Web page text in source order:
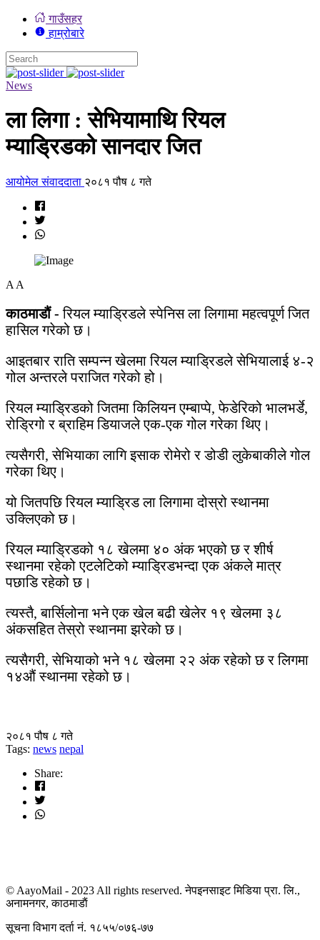
गाउँसहर
हाम्रोबारे
News
ला लिगा : सेभियामाथि रियल
म्याड्रिडको सानदार जित
आयोमेल संवाददाता २०८१ पौष ८ गते
A A
काठमाडौं -रियल म्याड्रिडले स्पेनिस ला लिगामा महत्वपूर्ण जित
हासिल गरेको छ।
आइतबार राति सम्पन्न खेलमा रियल म्याड्रिडले सेभियालाई ४-२
गोल अन्तरले पराजित गरेको हो।
रियल म्याड्रिडको जितमा किलियन एम्बाप्पे, फेडेरिको भालभर्डे,
रोड्रिगो र ब्राहिम डियाजले एक-एक गोल गरेका थिए।
त्यसैगरी, सेभियाका लागि इसाक रोमेरो र डोडी लुकेबाकीले गोल
गरेका थिए।
यो जितपछि रियल म्याड्रिड ला लिगामा दोस्रो स्थानमा
उक्लिएको छ।
रियल म्याड्रिडको १८ खेलमा ४० अंक भएको छ र शीर्ष
स्थानमा रहेको एटलेटिको म्याड्रिडभन्दा एक अंकले मात्र
पछाडि रहेको छ।
त्यस्तै, बार्सिलोना भने एक खेल बढी खेलेर १९ खेलमा ३८
अंकसहित तेस्रो स्थानमा झरेको छ।
त्यसैगरी, सेभियाको भने १८ खेलमा २२ अंक रहेको छ र लिगमा
१४औं स्थानमा रहेको छ।
२०८१ पौष ८ गते
Tags: news nepal
Share:
© AayoMail - 2023 All rights reserved. नेपइनसाइट मिडिया प्रा. लि.,
अनामनगर, काठमाडाैं
सूचना विभाग दर्ता नं. १८५५/०७६-७७